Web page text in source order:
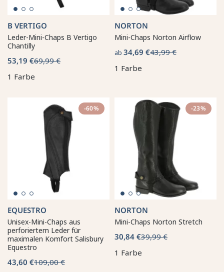
B VERTIGO
Leder-Mini-Chaps B Vertigo
Chantilly
53,19 €69,99 €
1 Farbe
NORTON
Mini-Chaps Norton Airflow
ab 34,69 €43,99 €
1 Farbe
-60%
EQUESTRO
Unisex-Mini-Chaps aus
perforiertem Leder für
maximalen Komfort Salisbury
Equestro
43,60 €109,00 €
-23%
NORTON
Mini-Chaps Norton Stretch
30,84 €39,99 €
1 Farbe